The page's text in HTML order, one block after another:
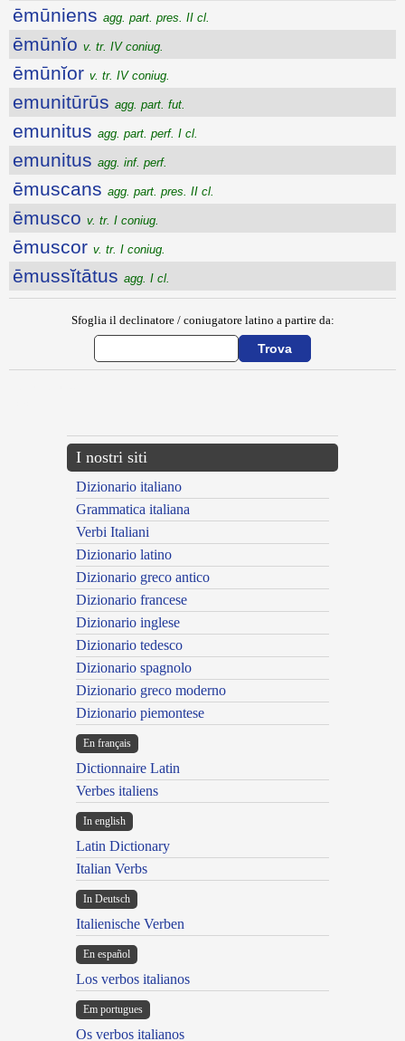
ēmūniens agg. part. pres. II cl.
ēmūnĭo v. tr. IV coniug.
ēmūnĭor v. tr. IV coniug.
emunitūrūs agg. part. fut.
emunitus agg. part. perf. I cl.
emunitus agg. inf. perf.
ēmuscans agg. part. pres. II cl.
ēmusco v. tr. I coniug.
ēmuscor v. tr. I coniug.
ēmussĭtātus agg. I cl.
Sfoglia il declinatore / coniugatore latino a partire da:
I nostri siti
Dizionario italiano
Grammatica italiana
Verbi Italiani
Dizionario latino
Dizionario greco antico
Dizionario francese
Dizionario inglese
Dizionario tedesco
Dizionario spagnolo
Dizionario greco moderno
Dizionario piemontese
En français
Dictionnaire Latin
Verbes italiens
In english
Latin Dictionary
Italian Verbs
In Deutsch
Italienische Verben
En español
Los verbos italianos
Em portugues
Os verbos italianos